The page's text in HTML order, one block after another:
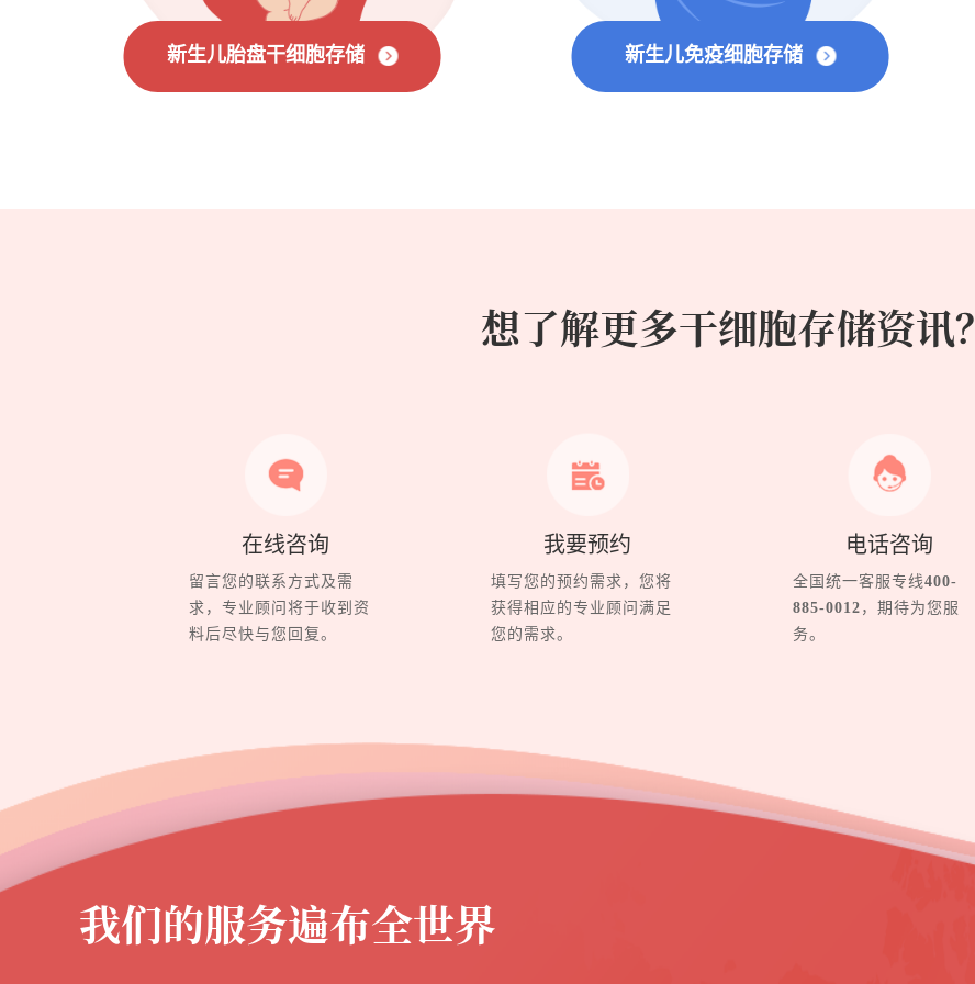
新生儿胎盘干细胞存储 新生儿免疫细胞存储
想了解更多干细胞存储资讯？
在线咨询
留言您的联系方式及需
求，专业顾问将于收到资
料后尽快与您回复。
我要预约
填写您的预约需求，您将
获得相应的专业顾问满足
您的需求。
电话咨询
全国统一客服专线400-
885-0012 ，期待为您服
务。
我们的服务遍布全世界